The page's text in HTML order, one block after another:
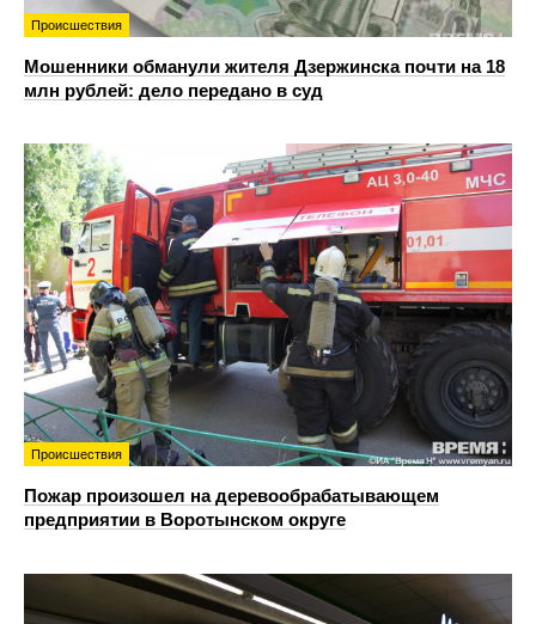
Происшествия
Мошенники обманули жителя Дзержинска почти на 18
млн рублей: дело передано в суд
Происшествия
Пожар произошел на деревообрабатывающем
предприятии в Воротынском округе